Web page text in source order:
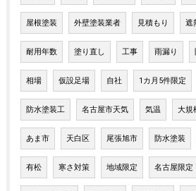
屋根塗装 外壁塗装業者 見積もり 遮
耐用年数 塗り直し 工事 雨漏り
相場 仮設足場 自社 1カ月5件限定
防水塗装工 名古屋市天気 気温 大規
あま市 天白区 尾張旭市 防水塗装
有松 寒さ対策 地域限定 名古屋限定